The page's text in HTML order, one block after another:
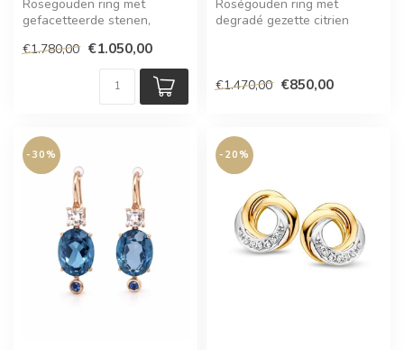
Rosegouden ring met
gefacetteerde stenen,
€1.780,00 €1.050,00
Roségouden ring met
degradé gezette citrien
€1.470,00 €850,00
-30% -20%